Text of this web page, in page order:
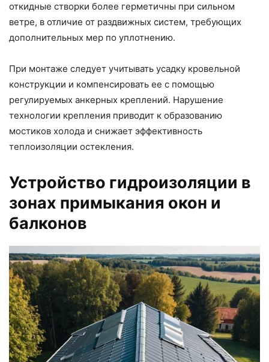
откидные створки более герметичны при сильном
ветре, в отличие от раздвижных систем, требующих
дополнительных мер по уплотнению.
При монтаже следует учитывать усадку кровельной
конструкции и компенсировать ее с помощью
регулируемых анкерных креплений. Нарушение
технологии крепления приводит к образованию
мостиков холода и снижает эффективность
теплоизоляции остекления.
Устройство гидроизоляции в
зонах примыкания окон и
балконов